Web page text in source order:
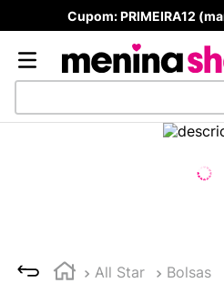
Cupom: PRIMEIRA12
All Star
Bolsas
TERMOS MAIS BUSCADOS